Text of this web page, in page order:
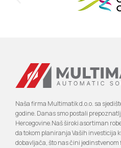
Naša firma Multimatik d.o.o. sa
godine. Danas smo postali
Hercegovine.Naš široki asortiman
da tokom planiranja Vaših investicija
dobavljača, što nas čini